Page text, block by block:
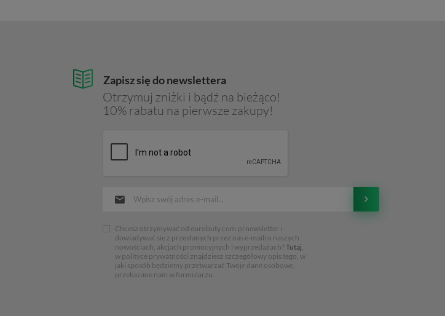
Zapisz się do newslettera
Otrzymuj zniżki i bądź na bieżąco!
10% rabatu na pierwsze zakupy!
Chcesz otrzymywać od eurobuty.com.pl newsletter i
dowiadywać sie z przesłanych przez nas e-maili o naszych
nowościach, akcjach promocyjnych i wyprzedażach? Tutaj,
w polityce prywatności znajdziesz szczegółowy opis tego, w
jaki sposób będziemy przetwarzać Twoje dane osobowe,
przekazane nam w formularzu.